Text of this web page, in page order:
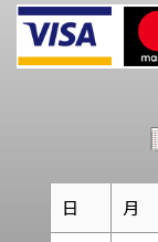
日 月